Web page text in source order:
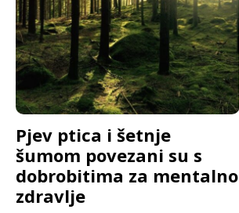
Pjev ptica i šetnje
šumom povezani su s
dobrobitima za mentalno
zdravlje